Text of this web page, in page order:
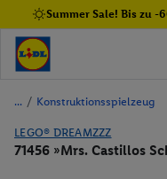
Summer Sale! Bis zu
/ Konstruktionsspielzeug
LEGO® DREAMZZZ
71456 »Mrs. Castillos